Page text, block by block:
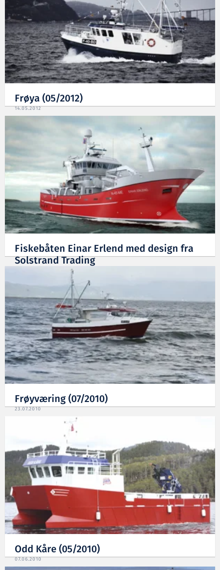
Frøya (05/2012)
14.05.2012
Fiskebåten Einar Erlend med design fra
Solstrand Trading
Frøyværing (07/2010)
23.07.2010
Odd Kåre (05/2010)
07.06.2010